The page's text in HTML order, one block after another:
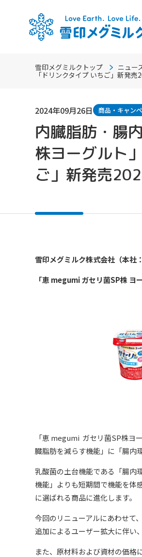
雪印メグミルクトップ ニュー
「ドリンクタイプ いちご」新発
2024年09月26日 商品・キャン
内臓脂肪・腸
株ヨーグルト
ご」新発売
雪印メグミルク株式会社（本社
「恵 megumi ガセリ菌SP株 ヨ
「恵 megumi ガセリ菌SP株ヨ
臓脂肪を減らす機能」に「腸内
乳酸菌の土台機能である「腸内
機能」よりも短期間で機能を体
に選ばれる商品に進化します。
今回のリニューアルにあわせて
追加によるユーザー拡大に伴い
また、原材料および資材の価格